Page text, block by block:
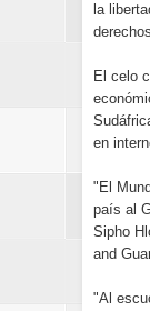
la
El celo
en
"El
país al
Sipho
and
"Al